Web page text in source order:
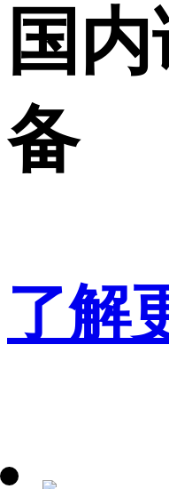
国
备
了解